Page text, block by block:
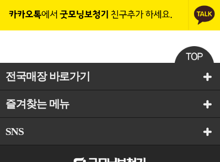
전국매장 바로가기
즐겨찾는 메뉴
SNS